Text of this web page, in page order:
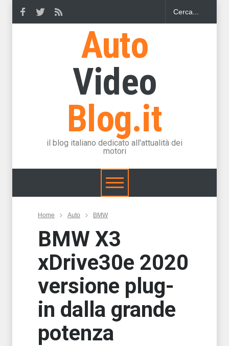
Auto
Video
Blog.it
il blog italiano dedicato all'attualità dei
motori
Home Auto BMW
BMW X3
xDrive30e 2020
versione plug-
in dalla grande
potenza